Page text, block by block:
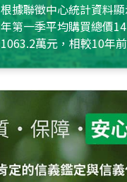
根據聯徵中心統計資料
年第一季平均購買總價
1063.2萬元，相較10年
約550萬元，且貸款金額